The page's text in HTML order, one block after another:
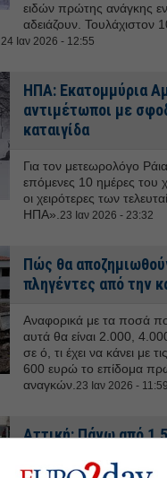
ειδών πρώτης ανάγκης
αδειάζουν. Τουλάχιστον
24 Ιαν 2026 - 12:55
ΗΠΑ: Εκατομμύρια
αντιμέτωποι με
καταιγίδα
Για τον μετεωρολόγο
επόμενες 10 ημέρες του
οι χειρότερες των
ΗΠΑ». 23 Ιαν 2026 - 23:32
Πώς θα
πληγέντες από την
Αναφορικά με τα ποσά
αυτά θα είναι 2.000,
σε ό, τι έχει να κάνει με
600 ευρώ το επίδομα
αναγκών. 23 Ιαν 2026 - 11:59
Αττική: Πάνω από
κακοκαιρίας